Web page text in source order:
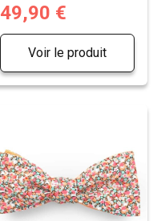
49,90 €
Voir le produit